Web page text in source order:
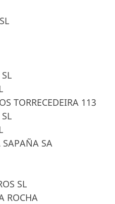
TORRECEDEIRA 113
SA
SL
ROCHA